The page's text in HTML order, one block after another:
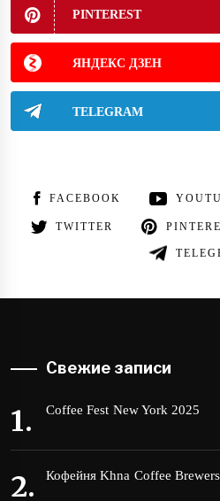
PINTEREST
ЯНДЕКС ДЗЕН
TELEGRAM
FACEBOOK
TWITTER
Свежие записи
Coffee Fest New York 2025
Кофейня Khna Coffee